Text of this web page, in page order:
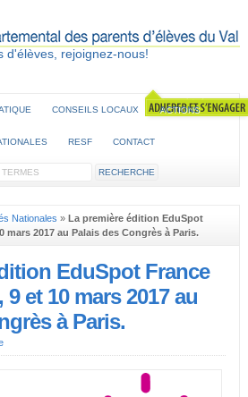
d'élèves, rejoignez-nous!
CONSEILS LOCAUX ACTIONS
RESF CONTACT
Nationales » La première édition EduSpot
mars 2017 au Palais des Congrès à Paris.
EduSpot France
et 10 mars 2017 au
à Paris.